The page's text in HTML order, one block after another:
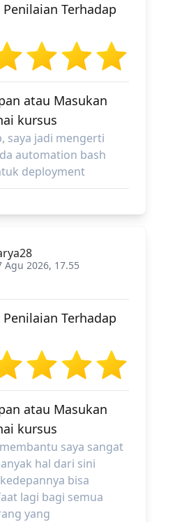
Terhadap
atau Masukan
kursus
saya jadi mengerti
automation bash
deployment
Agu 2026, 17.55
Terhadap
atau Masukan
kursus
saya sangat
hal dari sini
bisa
lagi bagi semua
yang